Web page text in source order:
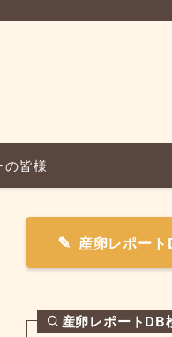
皆様
産卵レポー
産卵レポートDB